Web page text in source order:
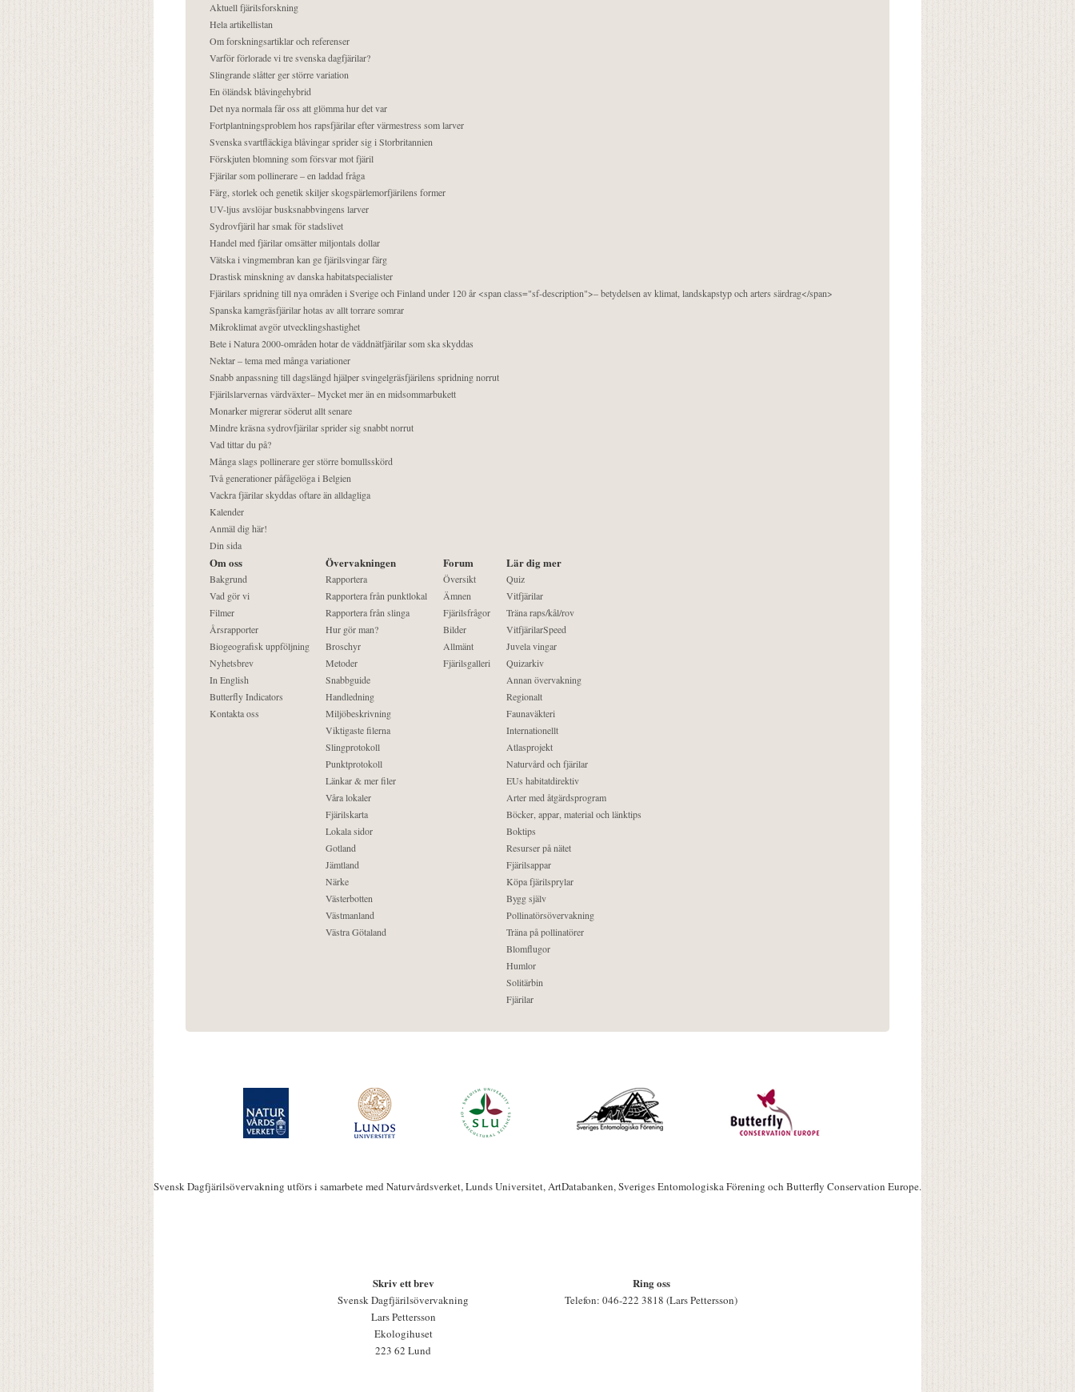
Aktuell fjärilsforskning
Hela artikellistan
Om forskningsartiklar och referenser
Varför förlorade vi tre svenska dagfjärilar?
Slingrande slåtter ger större variation
En öländsk blåvingehybrid
Det nya normala får oss att glömma hur det var
Fortplantningsproblem hos rapsfjärilar efter värmestress som larver
Svenska svartfläckiga blåvingar sprider sig i Storbritannien
Förskjuten blomning som försvar mot fjäril
Fjärilar som pollinerare – en laddad fråga
Färg, storlek och genetik skiljer skogspärlemorfjärilens former
UV-ljus avslöjar busksnabbvingens larver
Sydrovfjäril har smak för stadslivet
Handel med fjärilar omsätter miljontals dollar
Vätska i vingmembran kan ge fjärilsvingar färg
Drastisk minskning av danska habitatspecialister
Fjärilars spridning till nya områden i Sverige och Finland under 120 år <span class="sf-description">– betydelsen av klimat, landskapstyp och arters särdrag</span>
Spanska kamgräsfjärilar hotas av allt torrare somrar
Mikroklimat avgör utvecklingshastighet
Bete i Natura 2000-områden hotar de väddnätfjärilar som ska skyddas
Nektar – tema med många variationer
Snabb anpassning till dagslängd hjälper svingelgräsfjärilens spridning norrut
Fjärilslarvernas värdväxter– Mycket mer än en midsommarbukett
Monarker migrerar söderut allt senare
Mindre kräsna sydrovfjärilar sprider sig snabbt norrut
Vad tittar du på?
Många slags pollinerare ger större bomullsskörd
Två generationer påfågelöga i Belgien
Vackra fjärilar skyddas oftare än alldagliga
Kalender
Anmäl dig här!
Din sida
Om oss
Bakgrund
Vad gör vi
Filmer
Årsrapporter
Biogeografisk uppföljning
Nyhetsbrev
In English
Butterfly Indicators
Kontakta oss
Övervakningen
Rapportera
Rapportera från punktlokal
Rapportera från slinga
Hur gör man?
Broschyr
Metoder
Snabbguide
Handledning
Miljöbeskrivning
Viktigaste filerna
Slingprotokoll
Punktprotokoll
Länkar & mer filer
Våra lokaler
Fjärilskarta
Lokala sidor
Gotland
Jämtland
Närke
Västerbotten
Västmanland
Västra Götaland
Forum
Översikt
Ämnen
Fjärilsfrågor
Bilder
Allmänt
Fjärilsgalleri
Lär dig mer
Quiz
Vitfjärilar
Träna raps/kål/rov
VitfjärilarSpeed
Juvela vingar
Quizarkiv
Annan övervakning
Regionalt
Faunaväkteri
Internationellt
Atlasprojekt
Naturvård och fjärilar
EUs habitatdirektiv
Arter med åtgärdsprogram
Böcker, appar, material och länktips
Boktips
Resurser på nätet
Fjärilsappar
Köpa fjärilsprylar
Bygg själv
Pollinatörsövervakning
Träna på pollinatörer
Blomflugor
Humlor
Solitärbin
Fjärilar
Svensk Dagfjärilsövervakning utförs i samarbete med Naturvårdsverket, Lunds Universitet, ArtDatabanken, Sveriges Entomologiska Förening och Butterfly Conservation Europe.
Skriv ett brev
Svensk Dagfjärilsövervakning
Lars Pettersson
Ekologihuset
223 62 Lund
Ring oss
Telefon: 046-222 3818 (Lars Pettersson)